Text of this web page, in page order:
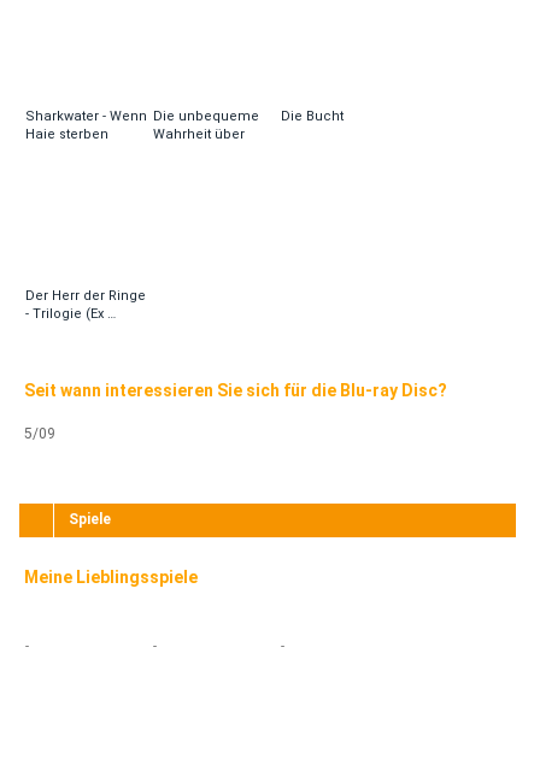
Sharkwater - Wenn
Haie sterben
Die unbequeme
Wahrheit über
Die Bucht
Der Herr der Ringe
- Trilogie (Ex …
Seit wann interessieren Sie sich für die Blu-ray Disc?
5/09
Spiele
Meine Lieblingsspiele
- - -